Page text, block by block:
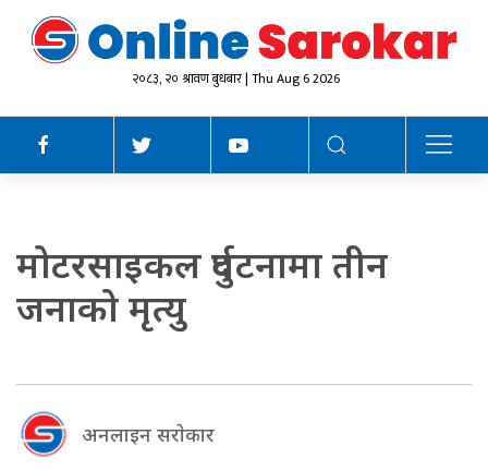
२०८३, २० श्रावण बुधबार | Thu Aug 6 2026
मोटरसाइकल दुर्घटनामा तीन
जनाको मृत्यु
अनलाइन सराेकार